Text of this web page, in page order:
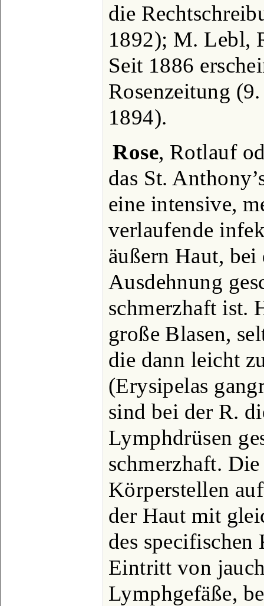
die
1892); M. Lebl,
Seit 1886
Rosenzeitung
1894).
Rose, Rotlauf
das St.
eine intensive,
verlaufende
äußern Haut,
Ausdehnung
schmerzhaft ist.
große Blasen,
die dann leicht
(Erysipelas
sind bei der R.
Lymphdrüsen
schmerzhaft.
Körperstellen
der Haut mit
des
Eintritt von
Lymphgefäße,